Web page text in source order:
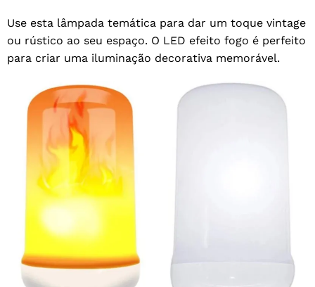
Use esta lâmpada temática para dar um toque vintage
ou rústico ao seu espaço. O LED efeito fogo é perfeito
para criar uma iluminação decorativa memorável.